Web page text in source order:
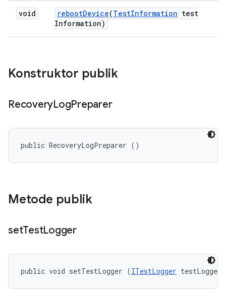
void rebootDevice(TestInformation test
Information)
Konstruktor publik
RecoveryLogPreparer
public RecoveryLogPreparer ()
Metode publik
setTestLogger
public void setTestLogger (ITestLogger testLogger)